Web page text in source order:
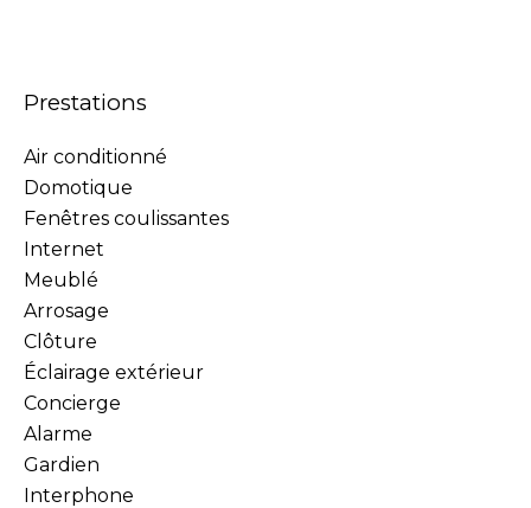
Prestations
Air conditionné
Domotique
Fenêtres coulissantes
Internet
Meublé
Arrosage
Clôture
Éclairage extérieur
Concierge
Alarme
Gardien
Interphone